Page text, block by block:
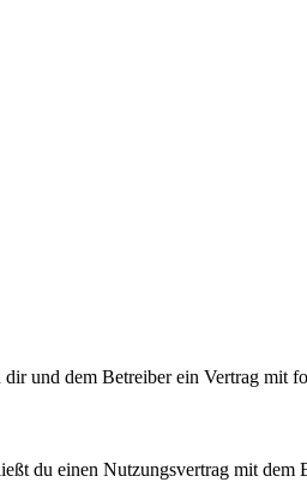
und dem Betreiber ein Vertrag mit
du einen Nutzungsvertrag mit dem